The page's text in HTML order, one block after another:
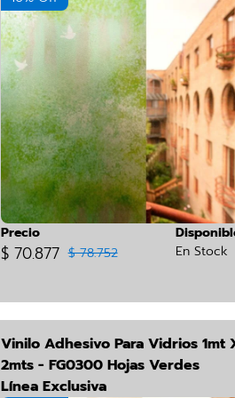
Precio
$ 70.877 $ 78.752
En Stock
Vinilo Adhesivo Para Vidrios 1mt
2mts - FG0300 Hojas Verdes
Línea Exclusiva